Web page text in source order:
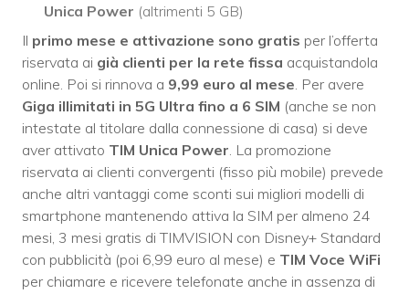
Unica Power (altrimenti 5 GB)
Il primo mese e attivazione sono gratis per l’offerta
riservata ai già clienti per la rete fissa acquistandola
online. Poi si rinnova a 9,99 euro al mese. Per avere
Giga illimitati in 5G Ultra fino a 6 SIM (anche se non
intestate al titolare dalla connessione di casa) si deve
aver attivato TIM Unica Power. La promozione
riservata ai clienti convergenti (fisso più mobile) prevede
anche altri vantaggi come sconti sui migliori modelli di
smartphone mantenendo attiva la SIM per almeno 24
mesi, 3 mesi gratis di TIMVISION con Disney+ Standard
con pubblicità (poi 6,99 euro al mese) e TIM Voce WiFi
per chiamare e ricevere telefonate anche in assenza di